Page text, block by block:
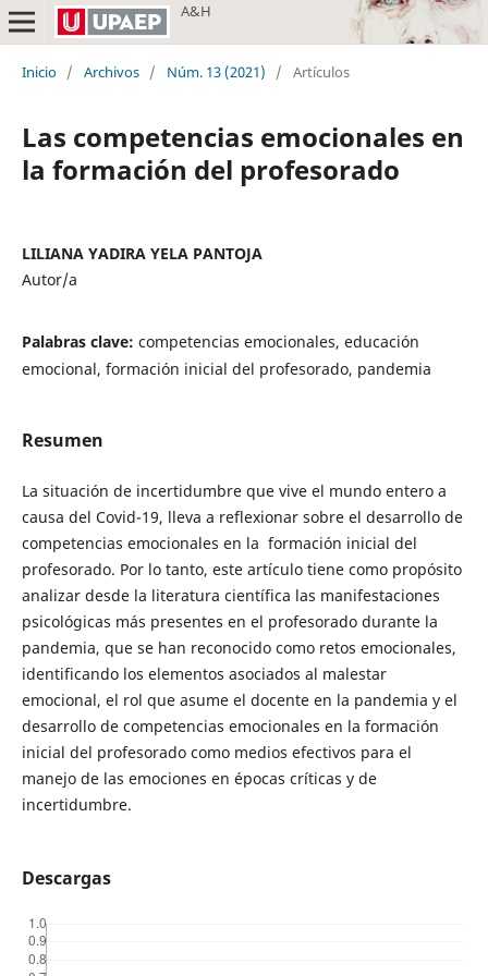
A&H
Inicio / Archivos / Núm. 13 (2021) / Artículos
Las competencias emocionales en
la formación del profesorado
LILIANA YADIRA YELA PANTOJA
Autor/a
Palabras clave: competencias emocionales, educación
emocional, formación inicial del profesorado, pandemia
Resumen
La situación de incertidumbre que vive el mundo entero a
causa del Covid-19, lleva a reflexionar sobre el desarrollo de
competencias emocionales en la formación inicial del
profesorado. Por lo tanto, este artículo tiene como propósito
analizar desde la literatura científica las manifestaciones
psicológicas más presentes en el profesorado durante la
pandemia, que se han reconocido como retos emocionales,
identificando los elementos asociados al malestar
emocional, el rol que asume el docente en la pandemia y el
desarrollo de competencias emocionales en la formación
inicial del profesorado como medios efectivos para el
manejo de las emociones en épocas críticas y de
incertidumbre.
Descargas